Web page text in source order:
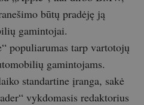
būtų pradėję ją
gamintojai.
populiarumas tarp vartotojų
gamintojams.
standartine įranga, sakė
vykdomasis redaktorius